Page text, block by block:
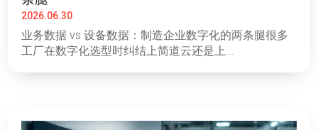
2026.06.30
业务数据 vs 设备数据：制造企业数字化的两条腿很多
工厂在数字化选型时纠结上简道云还是上...